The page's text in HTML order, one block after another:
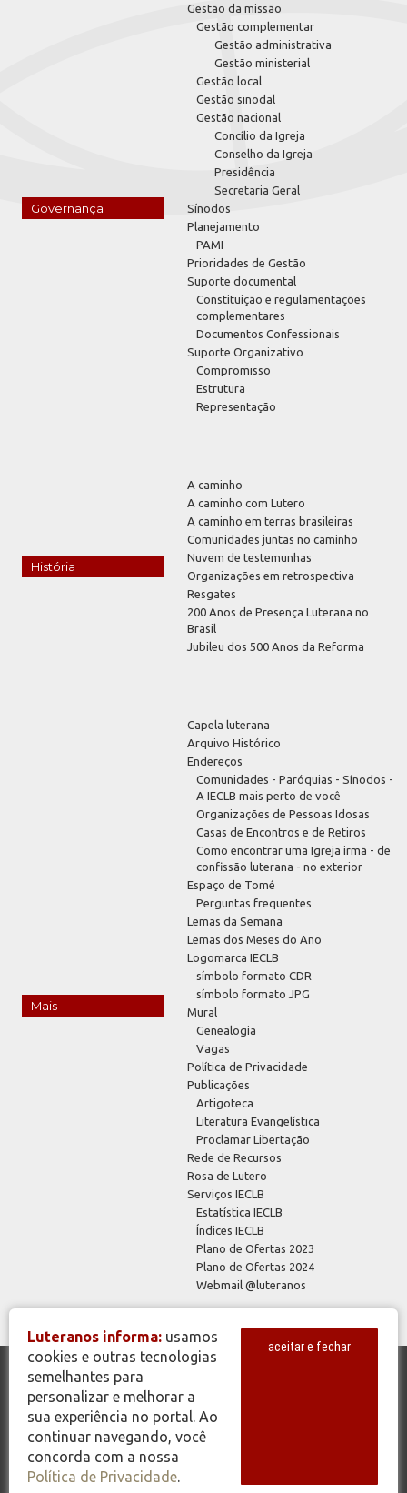
Governança
Gestão da missão
Gestão complementar
Gestão administrativa
Gestão ministerial
Gestão local
Gestão sinodal
Gestão nacional
Concílio da Igreja
Conselho da Igreja
Presidência
Secretaria Geral
Sínodos
Planejamento
PAMI
Prioridades de Gestão
Suporte documental
Constituição e regulamentações
complementares
Documentos Confessionais
Suporte Organizativo
Compromisso
Estrutura
Representação
História
A caminho
A caminho com Lutero
A caminho em terras brasileiras
Comunidades juntas no caminho
Nuvem de testemunhas
Organizações em retrospectiva
Resgates
200 Anos de Presença Luterana no
Brasil
Jubileu dos 500 Anos da Reforma
Mais
Capela luterana
Arquivo Histórico
Endereços
Comunidades - Paróquias - Sínodos -
A IECLB mais perto de você
Organizações de Pessoas Idosas
Casas de Encontros e de Retiros
Como encontrar uma Igreja irmã - de
confissão luterana - no exterior
Espaço de Tomé
Perguntas frequentes
Lemas da Semana
Lemas dos Meses do Ano
Logomarca IECLB
símbolo formato CDR
símbolo formato JPG
Mural
Genealogia
Vagas
Política de Privacidade
Publicações
Artigoteca
Literatura Evangelística
Proclamar Libertação
Rede de Recursos
Rosa de Lutero
Serviços IECLB
Estatística IECLB
Índices IECLB
Plano de Ofertas 2023
Plano de Ofertas 2024
Webmail @luteranos
© Copyright 2026 - Todos os Direitos Reservados - IECLB - Igreja
Evangélica de Confissão Luterana no Brasil - Portal Luteranos -
www.luteranos.com.br
Luteranos informa: usamos
cookies e outras tecnologias
semelhantes para
personalizar e melhorar a
sua experiência no portal. Ao
continuar navegando, você
concorda com a nossa
Política de Privacidade.
aceitar e fechar